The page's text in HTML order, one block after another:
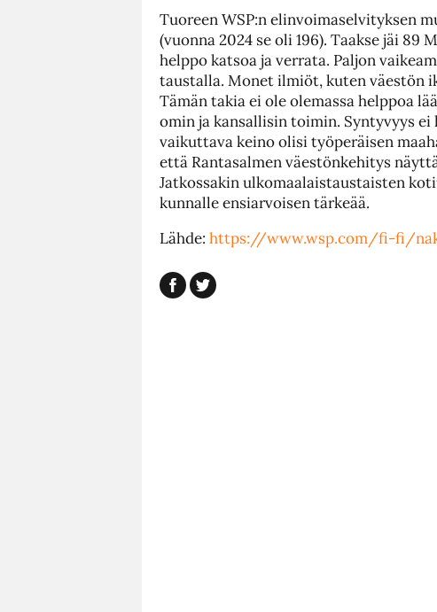
Tuoreen WSP:n elinvoimaselvityksen
(vuonna 2024 se oli 196). Taakse jäi 89
helppo katsoa ja verrata. Paljon
taustalla. Monet ilmiöt, kuten väestön
Tämän takia ei ole olemassa helppoa
omin ja kansallisin toimin. Syntyvyys
vaikuttava keino olisi työperäisen
että Rantasalmen väestönkehitys
Jatkossakin ulkomaalaistaustaisten
kunnalle ensiarvoisen tärkeää.
Lähde: https://www.wsp.com/fi-fi/